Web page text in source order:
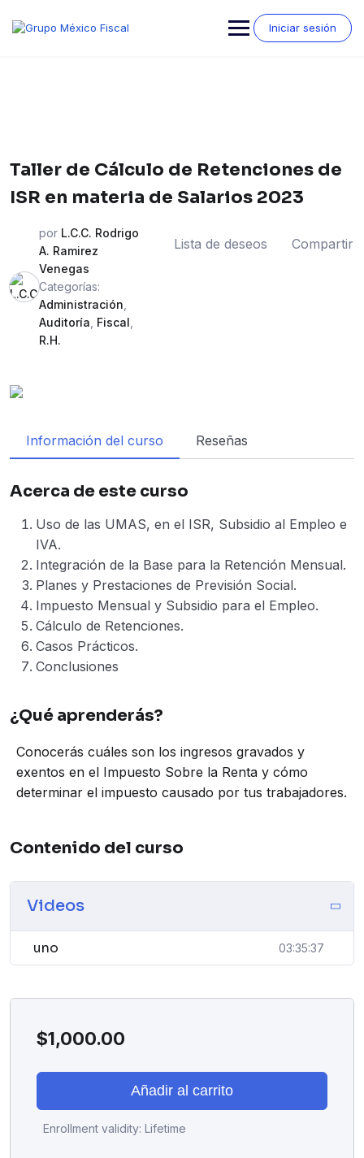
contenido
Iniciar sesión
Taller de Cálculo de Retenciones de
ISR en materia de Salarios 2023
por L.C.C. Rodrigo
A. Ramirez
Venegas
Categorías:
Administración
Auditoría Fiscal
R.H.
Lista de deseos Compartir
Información del curso Reseñas
Acerca de este curso
Uso de las UMAS, en el ISR, Subsidio al Empleo e
IVA.
Integración de la Base para la Retención Mensual.
Planes y Prestaciones de Previsión Social.
Impuesto Mensual y Subsidio para el Empleo.
Cálculo de Retenciones.
Casos Prácticos.
Conclusiones
¿Qué aprenderás?
Conocerás cuáles son los ingresos gravados y
exentos en el Impuesto Sobre la Renta y cómo
determinar el impuesto causado por tus trabajadores.
Contenido del curso
Videos
uno 03:35:37
$1,000.00
Añadir al carrito
Enrollment validity: Lifetime